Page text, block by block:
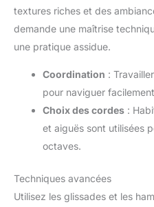
textures riches et des
demande une maîtrise
une pratique assidue.
Coordination :
pour naviguer
Choix des cordes :
et aiguës sont utilisées
octaves.
Techniques avancées
Utilisez les glissades et les